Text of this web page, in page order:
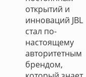
открытий и
инноваций JBL
стал по-
настоящему
авторитетным
брендом,